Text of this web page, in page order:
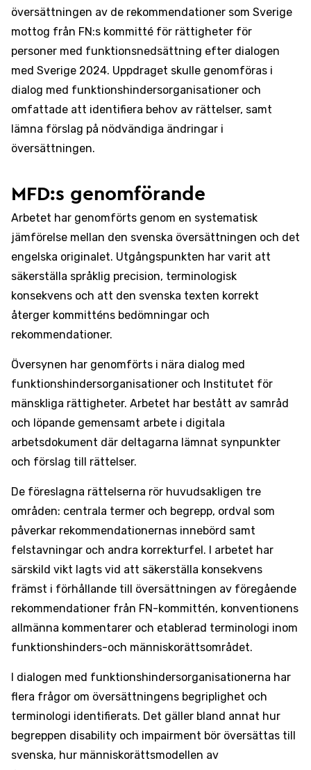
översättningen av de rekommendationer som Sverige
mottog från FN:s kommitté för rättigheter för
personer med funktionsnedsättning efter dialogen
med Sverige 2024. Uppdraget skulle genomföras i
dialog med funktionshindersorganisationer och
omfattade att identifiera behov av rättelser, samt
lämna förslag på nödvändiga ändringar i
översättningen.
MFD:s genomförande
Arbetet har genomförts genom en systematisk
jämförelse mellan den svenska översättningen och det
engelska originalet. Utgångspunkten har varit att
säkerställa språklig precision, terminologisk
konsekvens och att den svenska texten korrekt
återger kommitténs bedömningar och
rekommendationer.
Översynen har genomförts i nära dialog med
funktionshindersorganisationer och Institutet för
mänskliga rättigheter. Arbetet har bestått av samråd
och löpande gemensamt arbete i digitala
arbetsdokument där deltagarna lämnat synpunkter
och förslag till rättelser.
De föreslagna rättelserna rör huvudsakligen tre
områden: centrala termer och begrepp, ordval som
påverkar rekommendationernas innebörd samt
felstavningar och andra korrekturfel. I arbetet har
särskild vikt lagts vid att säkerställa konsekvens
främst i förhållande till översättningen av föregående
rekommendationer från FN-kommittén, konventionens
allmänna kommentarer och etablerad terminologi inom
funktionshinders-och människorättsområdet.
I dialogen med funktionshindersorganisationerna har
flera frågor om översättningens begriplighet och
terminologi identifierats. Det gäller bland annat hur
begreppen disability och impairment bör översättas till
svenska, hur människorättsmodellen av